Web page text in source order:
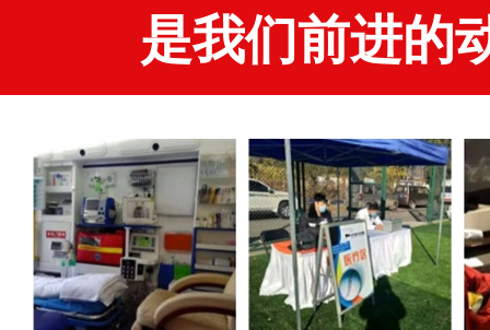
是我们前进的